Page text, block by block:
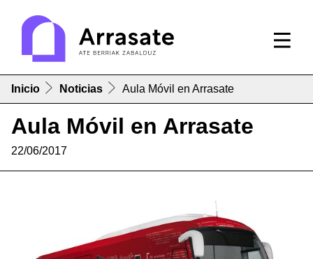
Inicio Noticias Aula Móvil en Arrasate
Aula Móvil en Arrasate
22/06/2017